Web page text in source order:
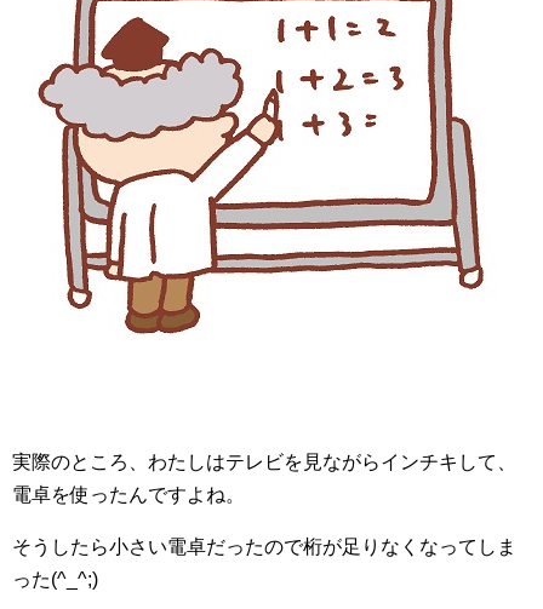
実際のところ、わたしはテレビを見ながらインチキして、
電卓を使ったんですよね。
そうしたら小さい電卓だったので桁が足りなくなってしま
った(^_^;)